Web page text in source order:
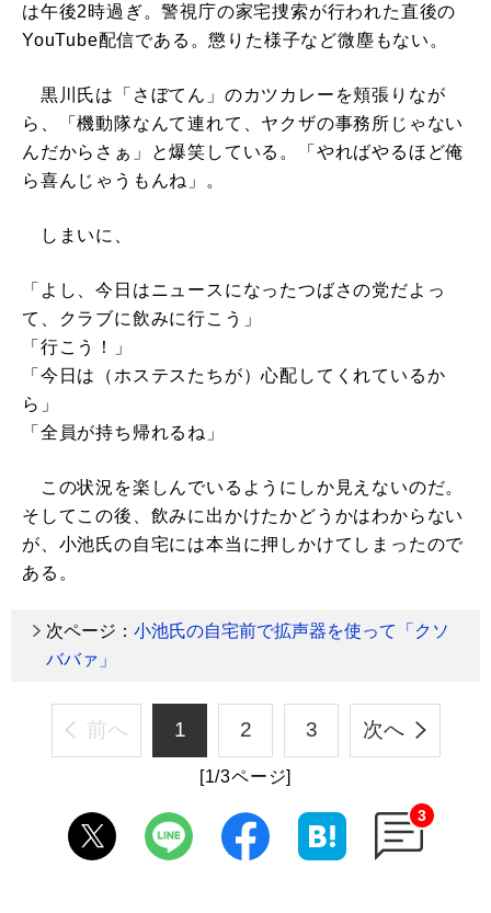
は午後2時過ぎ。警視庁の家宅捜索が行われた直後の
YouTube配信である。懲りた様子など微塵もない。
黒川氏は「さぼてん」のカツカレーを頬張りなが
ら、「機動隊なんて連れて、ヤクザの事務所じゃない
んだからさぁ」と爆笑している。「やればやるほど俺
ら喜んじゃうもんね」。
しまいに、
「よし、今日はニュースになったつばさの党だよっ
て、クラブに飲みに行こう」
「行こう！」
「今日は（ホステスたちが）心配してくれているか
ら」
「全員が持ち帰れるね」
この状況を楽しんでいるようにしか見えないのだ。
そしてこの後、飲みに出かけたかどうかはわからない
が、小池氏の自宅には本当に押しかけてしまったので
ある。
次ページ： 小池氏の自宅前で拡声器を使って「クソ
ババァ」
前へ 1 2 3 次へ
[1/3ページ]
3